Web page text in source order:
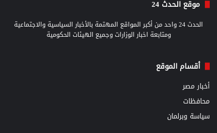
موقع الحدث 24
الحدث 24 واحد من أكبر المواقع المهتمة بالأخبار السياسية والاجتماعية
ومتابعة اخبار الوزارات وجميع الهيئات الحكومية
أقسام الموقع
أخبار مصر
محافظات
سياسة وبرلمان